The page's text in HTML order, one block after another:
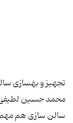
تجهیز و بهسازی
محمد حسین لطیفی
سالن سازی هم مهم